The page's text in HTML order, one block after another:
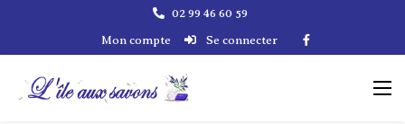
02 99 46 60 59
Mon compte
Se connecter